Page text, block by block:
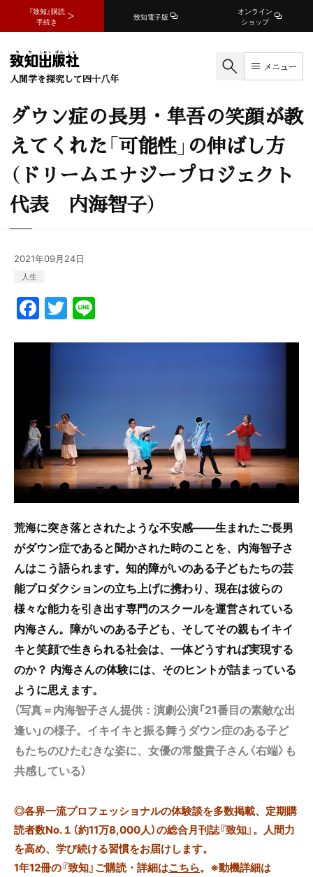
『致知』購読
手続き
致知電子版
オンライン
ショップ
人間学を探究して四十八年
メニュー
ダウン症の長男・隼吾の笑顔が教
えてくれた「可能性」の伸ばし方
（ドリームエナジープロジェクト
代表 内海智子）
2021年09月24日
人生
F
a
c
o
o
k
T
w
itte
荒海に突き落とされたような不安感――生まれたご長男
がダウン症であると聞かされた時のことを、内海智子さ
んはこう語られます。知的障がいのある子どもたちの芸
能プロダクションの立ち上げに携わり、現在は彼らの
様々な能力を引き出す専門のスクールを運営されている
内海さん。障がいのある子ども、そしてその親もイキイ
キと笑顔で生きられる社会は、一体どうすれば実現する
のか？ 内海さんの体験には、そのヒントが詰まっている
ように思えます。
（写真＝内海智子さん提供：演劇公演「21番目の素敵な出
逢い」の様子。イキイキと振る舞うダウン症のある子ど
もたちのひたむきな姿に、女優の常盤貴子さん〈右端〉も
共感している）
◎各界一流プロフェッショナルの体験談を多数掲載、定期購
読者数No.１（約11万8,000人）の総合月刊誌『致知』。人間力
を高め、学び続ける習慣をお届けします。
1年12冊の『致知』ご購読・詳細はこちら。 ※動機詳細は